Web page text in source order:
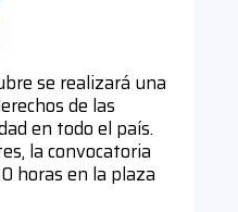
se realizará una
de las
en todo el país.
la convocatoria
horas en la plaza